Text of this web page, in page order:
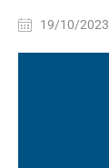
19/10/2023